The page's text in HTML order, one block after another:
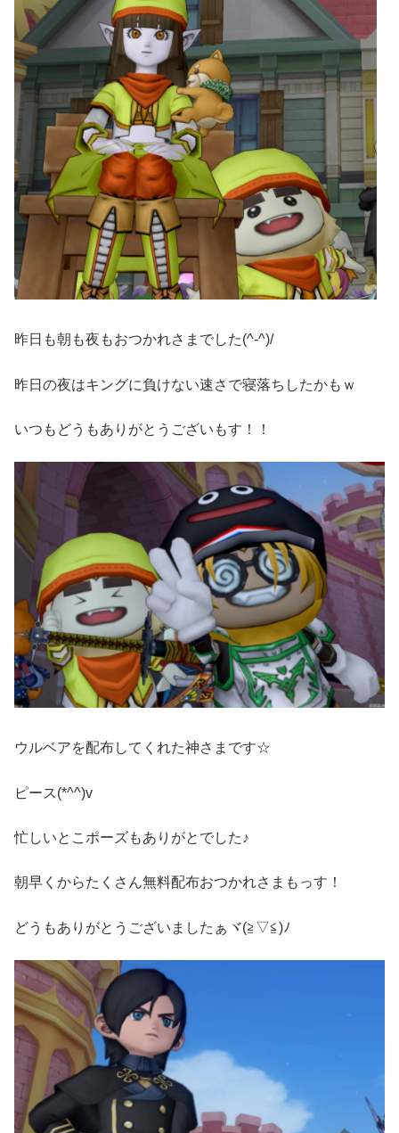
昨日も朝も夜もおつかれさまでした(^-^)/
昨日の夜はキングに負けない速さで寝落ちしたかもｗ
いつもどうもありがとうございもす！！
ウルベアを配布してくれた神さまです☆
ピース(*^^)v
忙しいとこポーズもありがとでした♪
朝早くからたくさん無料配布おつかれさまもっす！
どうもありがとうございましたぁヾ(≧▽≦)ﾉ